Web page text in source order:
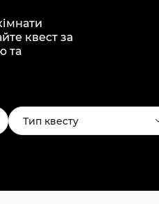
квест за
та
Тип квесту